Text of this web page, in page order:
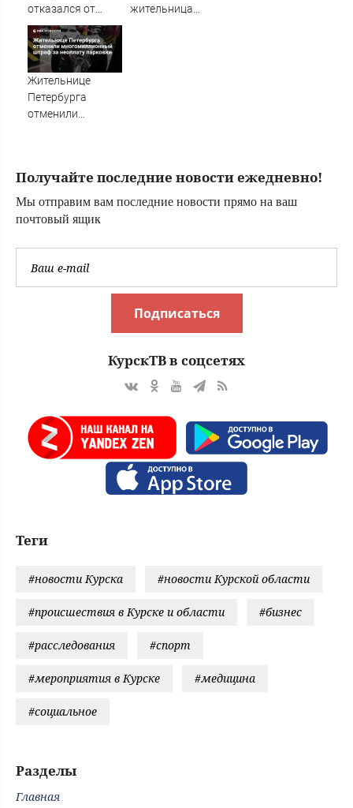
Новости Твери.
Тверь новости. Но
отказался от
фамилии
знаменитого
отца, как
поссорился с
Малаховым и
жительница
Жительнице
Петербурга
отменили
парковки
Получайте последние новости ежедневно!
Мы отправим вам последние новости прямо на ваш
почтовый ящик
Подписаться
КурскТВ в соцсетях
Теги
#новости Курска #новости Курской области
#происшествия в Курске и области #бизнес
#расследования #спорт
#мероприятия в Курске #медицина
#социальное
Разделы
Главная